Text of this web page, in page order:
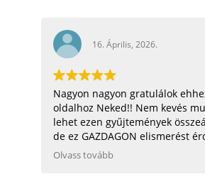
16. Április, 2026.
Nagyon nagyon gratulálok
oldalhoz Neked!! Nem kevés
lehet ezen gyűjtemények
de ez GAZDAGON elismerést
ezen adatok összegyűjtése,
Olvass tovább